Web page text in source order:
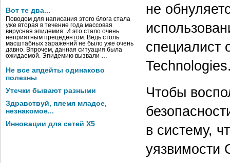
Вот те два...
Поводом для написания этого блога стала
уже вторая в течение года массовая
вирусная эпидемия. И это стало очень
неприятным прецедентом. Ведь столь
масштабных заражений не было уже очень
давно. Впрочем, данная ситуация была
ожидаемой. Эпидемию вызвали …
Не все апдейты одинаково
полезны
Утечки бывают разными
Здравствуй, племя младое,
незнакомое...
Инновации для сетей X5
не
специалист
Чтобы
в систему,
уязвимости